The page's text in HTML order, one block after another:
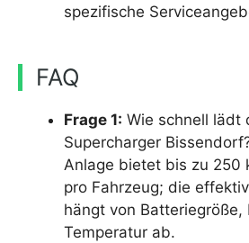
spezifische
FAQ
Frage 1: Wie schnell lädt
Supercharger
Anlage bietet bis zu 250
pro Fahrzeug; die
hängt von
Temperatur ab.